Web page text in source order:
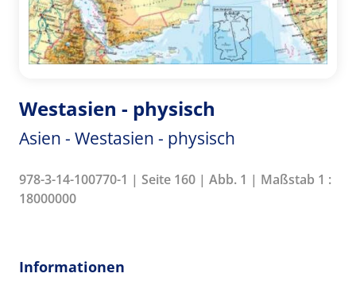
Westasien - physisch
Asien - Westasien - physisch
978-3-14-100770-1 | Seite 160 | Abb. 1 | Maßstab 1 :
18000000
Informationen